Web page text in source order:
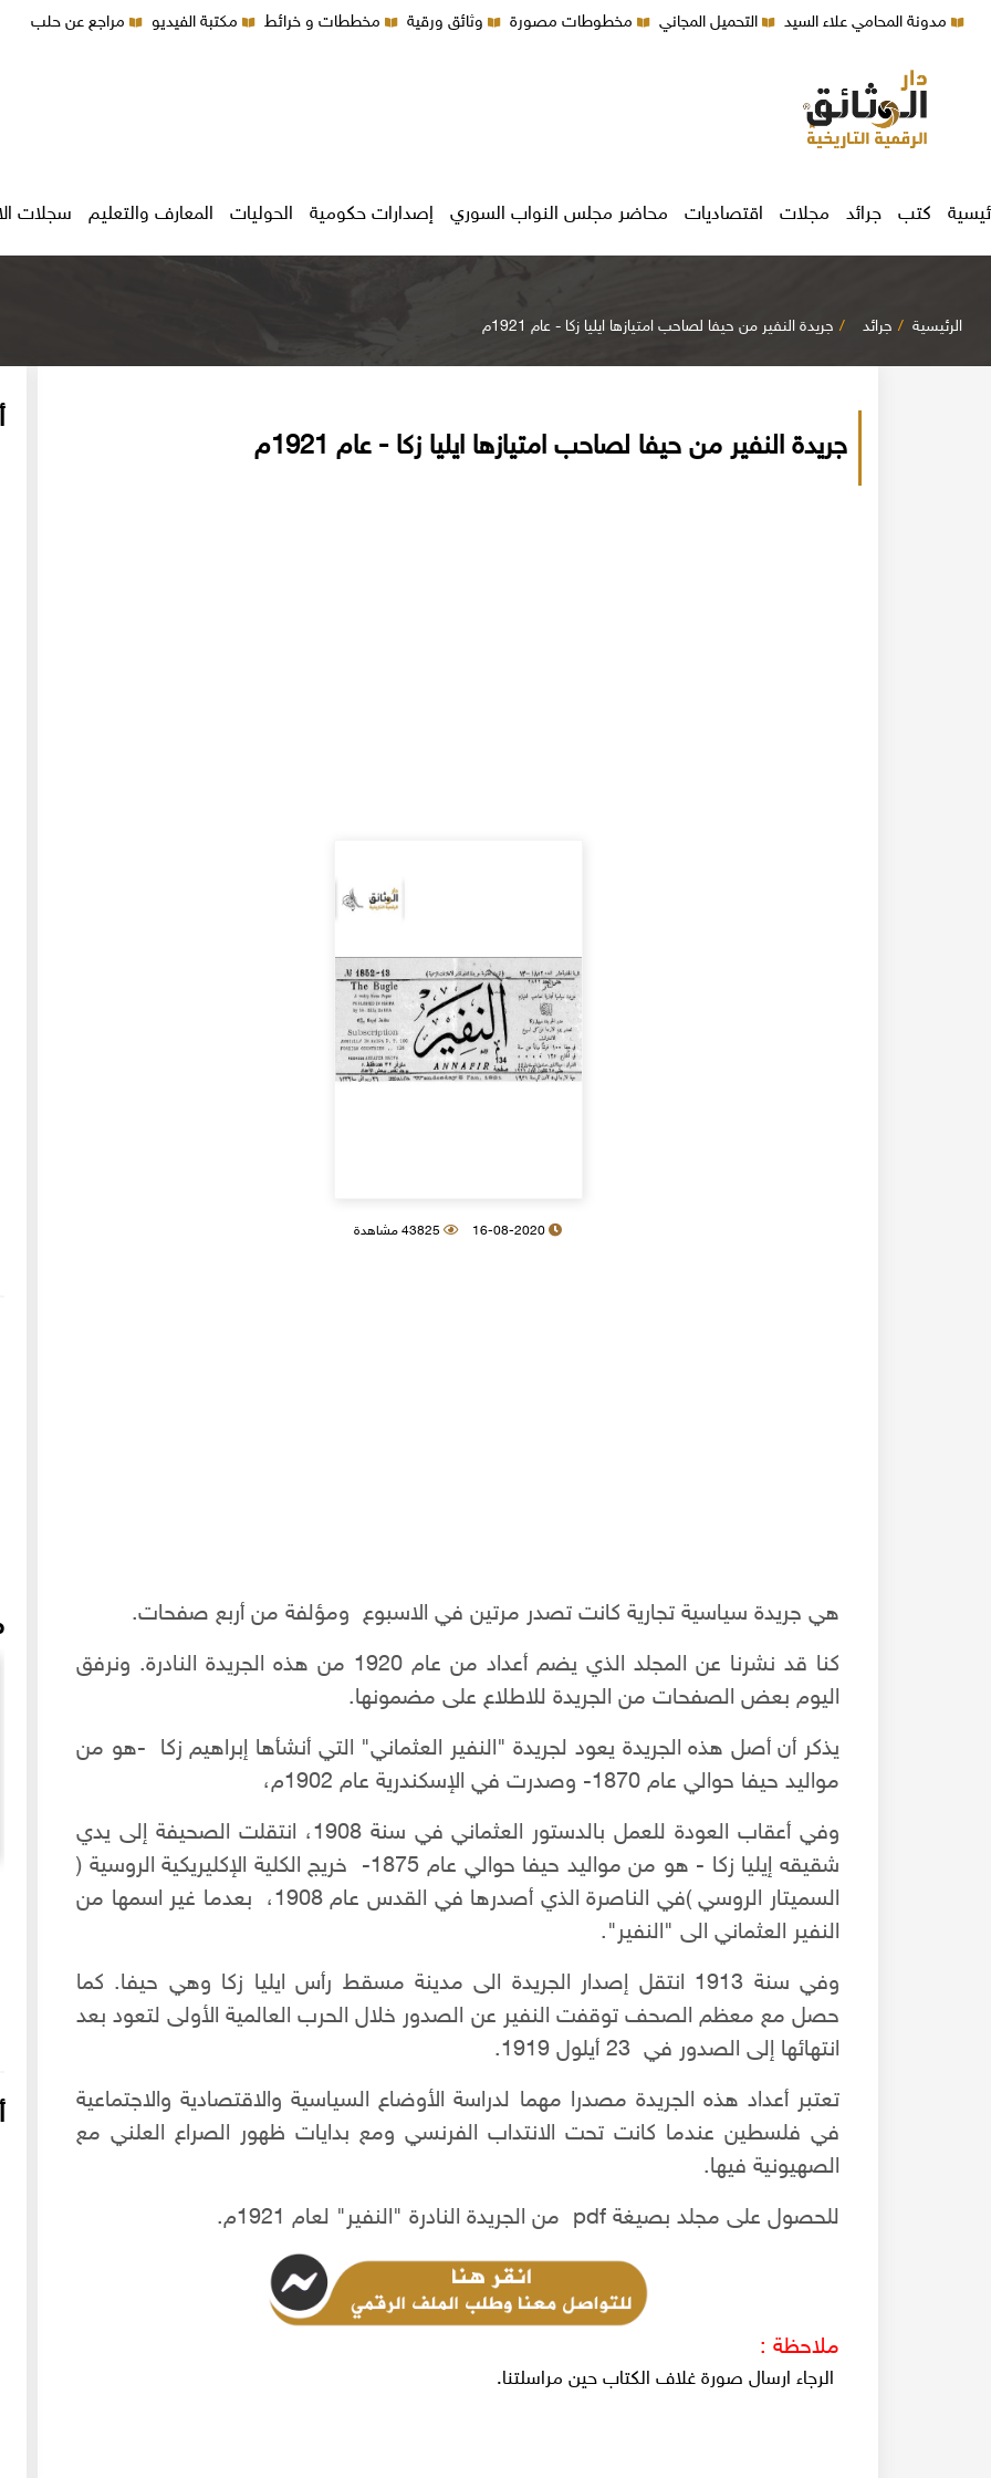
مدونة المحامي علاء السيد التحميل المجاني مخطوطات مصورة وثائق ورقية مخططات و خرائط مكتبة الفيديو مراجع عن حلب
كتب جرائد مجلات اقتصاديات محاضر مجلس النواب السوري إصدارات حكومية الحوليات المعارف والتعليم سجلات
الرئيسية جرائد جريدة النفير من حيفا لصاحب امتيازها ايليا زكا - عام 1921م
جريدة النفير من حيفا لصاحب امتيازها ايليا زكا - عام 1921م
هي جريدة سياسية تجارية كانت تصدر مرتين في الاسبوع ومؤلفة من أربع صفحات.
كنا قد نشرنا عن المجلد الذي يضم أعداد من عام 1920 من هذه الجريدة النادرة. ونرفق
اليوم بعض الصفحات من الجريدة للاطلاع على مضمونها.
يذكر أن أصل هذه الجريدة يعود لجريدة "النفير العثماني" التي أنشأها إبراهيم زكا -هو من
مواليد حيفا حوالي عام 1870- وصدرت في الإسكندرية عام 1902م،
وفي أعقاب العودة للعمل بالدستور العثماني في سنة 1908، انتقلت الصحيفة إلى يدي
شقيقه إيليا زكا - هو من مواليد حيفا حوالي عام 1875- خريج الكلية الإكليريكية الروسية (
السميتار الروسي )في الناصرة الذي أصدرها في القدس عام 1908، بعدما غير اسمها من
النفير العثماني الى "النفير".
وفي سنة 1913 انتقل إصدار الجريدة الى مدينة مسقط رأس ايليا زكا وهي حيفا. كما
حصل مع معظم الصحف توقفت النفير عن الصدور خلال الحرب العالمية الأولى لتعود بعد
انتهائها إلى الصدور في 23 أيلول 1919.
تعتبر أعداد هذه الجريدة مصدرا مهما لدراسة الأوضاع السياسية والاقتصادية والاجتماعية
في فلسطين عندما كانت تحت الانتداب الفرنسي ومع بدايات ظهور الصراع العلني مع
الصهيونية فيها.
للحصول على مجلد بصيغة pdf من الجريدة النادرة "النفير" لعام 1921م.
ملاحظة :
الرجاء ارسال صورة غلاف الكتاب حين مراسلتنا.
تسجيل نادر 1935م